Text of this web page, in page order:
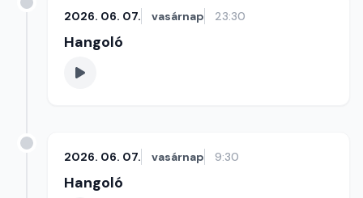
2026. 06. 07. vasárnap 23:30
Hangoló
2026. 06. 07. vasárnap 9:30
Hangoló